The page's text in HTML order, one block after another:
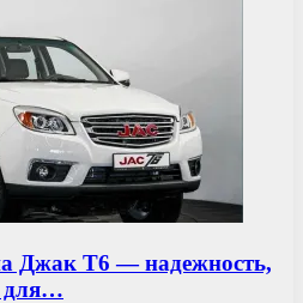
Джак T6 — надежность,
для…